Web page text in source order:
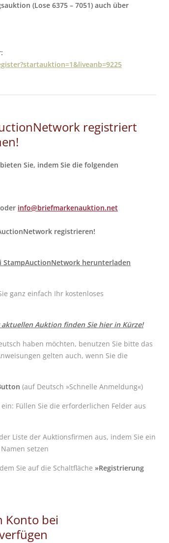
(Lose 6375 – 7051) auch über
registriert
Sie, indem Sie die folgenden
info@briefmarkenauktion.net
registrieren!
StampAuctionNetwork herunterladen
ganz einfach Ihr kostenloses
aktuellen Auktion finden Sie hier in Kürze!
haben möchten, benutzen Sie bitte das
gelten auch, wenn Sie die
(auf Deutsch »Schnelle Anmeldung«)
Füllen Sie die erforderlichen Felder aus
Liste der Auktionsfirmen aus, indem Sie ein
setzen
Sie auf die Schaltfläche »Registrierung
Konto bei